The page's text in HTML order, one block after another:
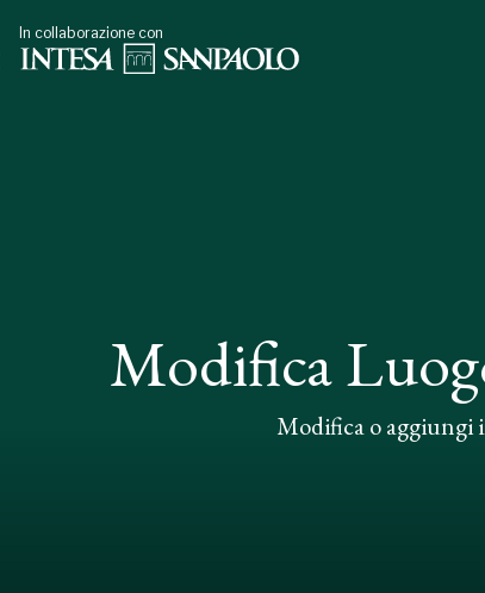
In collaborazione con
Modifica
Modifica o aggiungi